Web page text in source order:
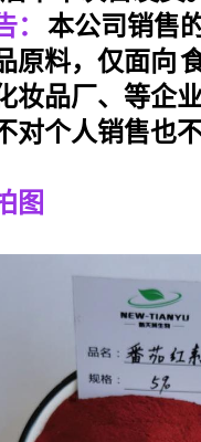
：
本公司销售
原料，仅面向
妆品厂、等企
对个人销售也
图